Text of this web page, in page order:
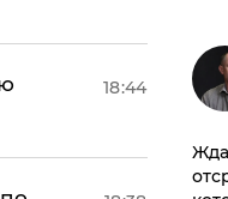
18:44